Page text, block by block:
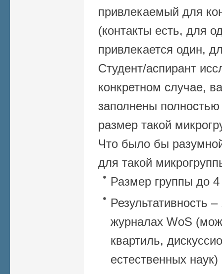
привлекаемый для
(контакты есть, для
привлекается один,
Студент/аспирант
конкретном случае,
заполнены
размер такой
Что было бы
для такой
Размер группы до
Результативность
журналах WoS
квартиль,
естественных наук)